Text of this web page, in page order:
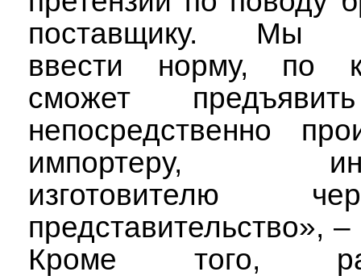
поставщику. Мы
ввести норму, по
сможет
непосредственно
импортеру,
изготовителю
представительство»,
Кроме того,